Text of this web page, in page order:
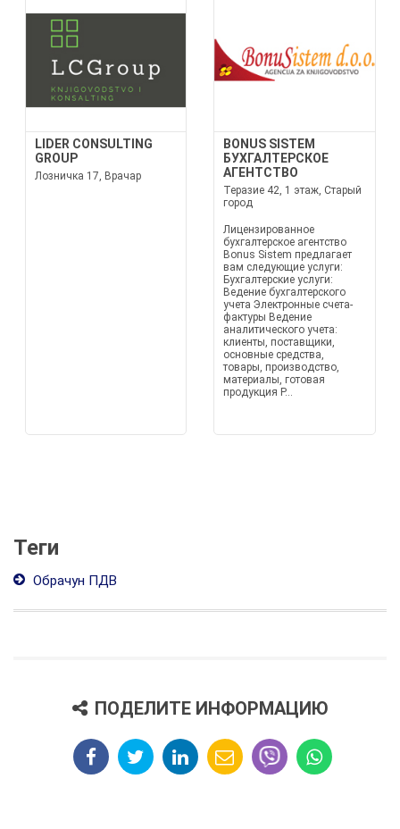
LIDER CONSULTING
GROUP
Лозничка 17, Врачар
BONUS SISTEM
БУХГАЛТЕРСКОЕ
АГЕНТСТВО
Теразие 42, 1 этаж, Старый
город
Лицензированное
бухгалтерское агентство
Bonus Sistem предлагает
вам следующие услуги:
Бухгалтерские услуги:
Ведение бухгалтерского
учета Электронные счета-
фактуры Ведение
аналитического учета:
клиенты, поставщики,
основные средства,
товары, производство,
материалы, готовая
продукция Р...
Теги
Обрачун ПДВ
ПОДЕЛИТЕ ИНФОРМАЦИЮ